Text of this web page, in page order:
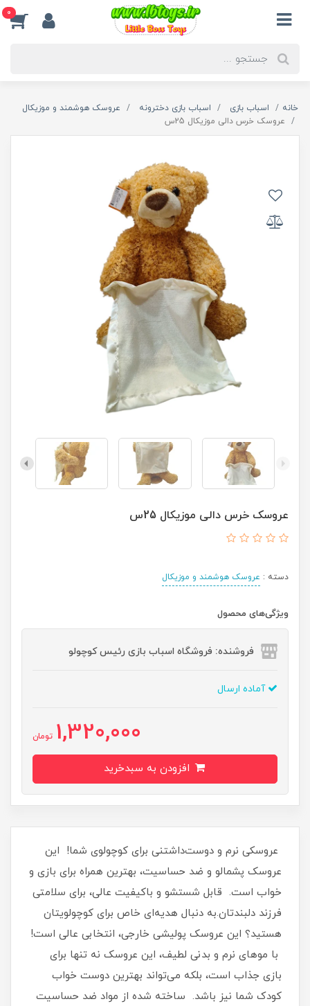
0
خانه اسباب بازی اسباب بازی دخترونه
عروسک هوشمند و موزیکال
عروسک خرس دالی موزیکال 25س
عروسک خرس دالی موزیکال 25س
دسته : عروسک هوشمند و موزیکال
ویژگی‌های محصول
فروشنده: فروشگاه اسباب بازی رئیس کوچولو
آماده ارسال
1,320,000 تومان
عروسکی نرم و دوست‌داشتنی برای کوچولوی شما! این
عروسک پشمالو و ضد حساسیت، بهترین همراه برای بازی و
خواب است. قابل شستشو و باکیفیت عالی، برای سلامتی
فرزند دلبندتان.به دنبال هدیه‌ای خاص برای کوچولویتان
هستید؟ این عروسک پولیشی خارجی، انتخابی عالی است!
با موهای نرم و بدنی لطیف، این عروسک نه تنها برای
بازی جذاب است، بلکه می‌تواند بهترین دوست خواب
کودک شما نیز باشد. ساخته شده از مواد ضد حساسیت